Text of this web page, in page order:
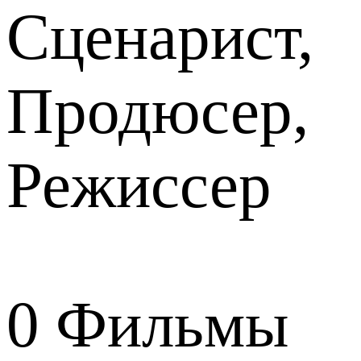
Сценарист,
Продюсер,
Режиссер
0 Фильмы